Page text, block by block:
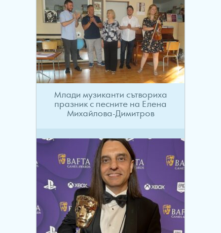
Млади музиканти сътвориха
празник с песните на Елена
Михайлова-Димитров